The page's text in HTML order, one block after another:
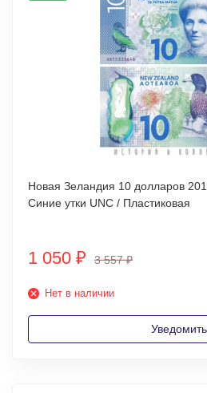
Новая Зеландия 10 долларов
Синие утки UNC / Пластиковая
1 050 ₽ 3 557₽
Нет в наличии
Уведомить